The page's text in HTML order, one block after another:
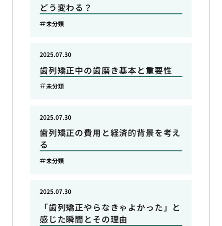
どう変わる？
未分類
歯列矯正中の歯磨き基本と重要性
2025.07.30
未分類
歯列矯正の費用と経済的背景を考え
る
2025.07.30
未分類
「歯列矯正やらなきゃよかった」と
感じた瞬間とその理由
2025.07.30